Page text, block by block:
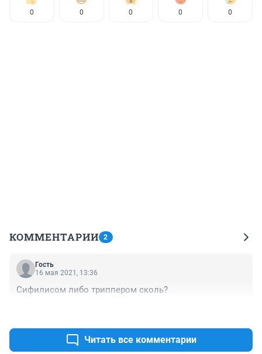
0 0 0 0 0
КОММЕНТАРИИ 2
Гость
16 мая 2021, 13:36
Сифилисом либо триппером сколь?
Читать все комментарии